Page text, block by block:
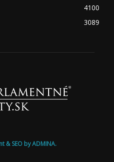
4100
3089
& SEO by ADMINA.